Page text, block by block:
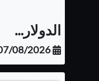
الدولار...
07/08/2026